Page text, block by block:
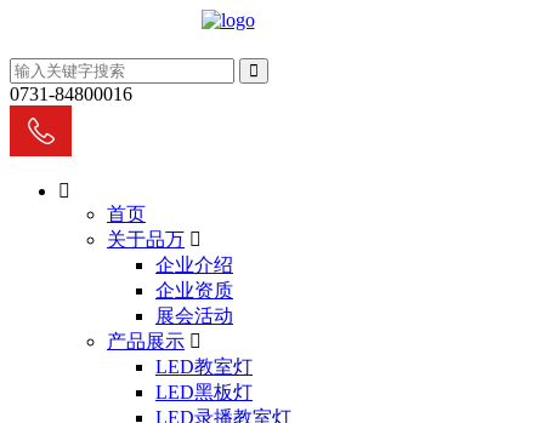
0731-84800016
首页
关于品万
企业介绍
企业资质
展会活动
产品展示
LED教室灯
LED黑板灯
LED录播教室灯